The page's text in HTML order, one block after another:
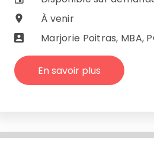
À venir
Marjorie Poitras, MBA,
En savoir plus